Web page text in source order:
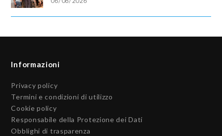
Informazioni
Privacy policy
Termini e condizioni di utilizzo
Cookie policy
Responsabile della Protezione dei Dati
Obblighi di trasparenza